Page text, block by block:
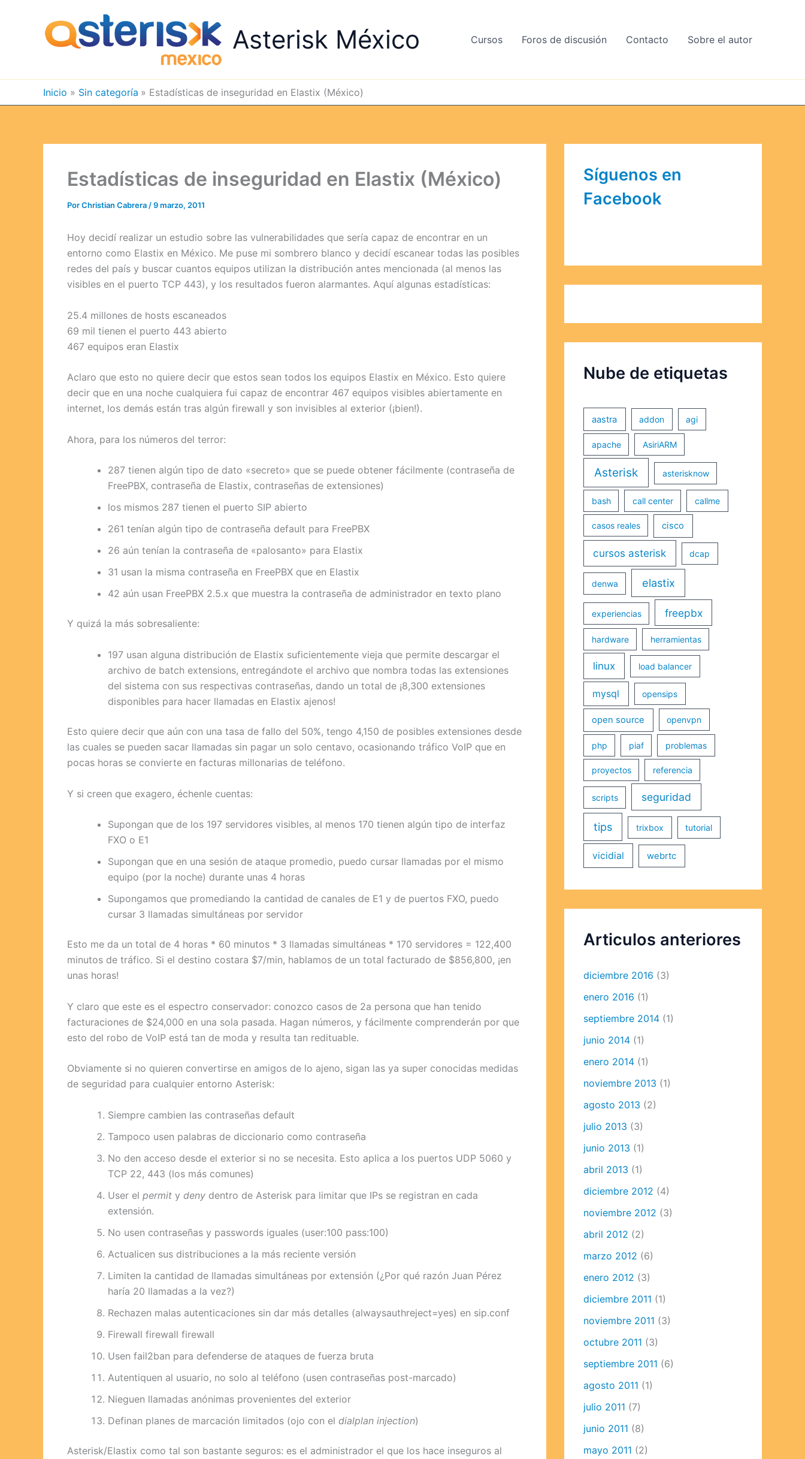
Asterisk México Cursos Foros de discusión Contacto Sobre el autor
Inicio Sin categoría Estadísticas de inseguridad en Elastix (México)
Estadísticas de inseguridad en Elastix (México)
PorChristian Cabrera /9 marzo, 2011
Hoy decidí realizar un estudio sobre las vulnerabilidades que sería capaz de encontrar en un
entorno como Elastix en México. Me puse mi sombrero blanco y decidí escanear todas las posibles
redes del país y buscar cuantos equipos utilizan la distribución antes mencionada (al menos las
visibles en el puerto TCP 443), y los resultados fueron alarmantes. Aquí algunas estadísticas:
25.4 millones de hosts escaneados
69 mil tienen el puerto 443 abierto
467 equipos eran Elastix
Aclaro que esto no quiere decir que estos sean todos los equipos Elastix en México. Esto quiere
decir que en una noche cualquiera fui capaz de encontrar 467 equipos visibles abiertamente en
internet, los demás están tras algún firewall y son invisibles al exterior (¡bien!).
Ahora, para los números del terror:
287 tienen algún tipo de dato «secreto» que se puede obtener fácilmente (contraseña de
FreePBX, contraseña de Elastix, contraseñas de extensiones)
los mismos 287 tienen el puerto SIP abierto
261 tenían algún tipo de contraseña default para FreePBX
26 aún tenían la contraseña de «palosanto» para Elastix
31 usan la misma contraseña en FreePBX que en Elastix
42 aún usan FreePBX 2.5.x que muestra la contraseña de administrador en texto plano
Y quizá la más sobresaliente:
197 usan alguna distribución de Elastix suficientemente vieja que permite descargar el
archivo de batch extensions, entregándote el archivo que nombra todas las extensiones
del sistema con sus respectivas contraseñas, dando un total de ¡8,300 extensiones
disponibles para hacer llamadas en Elastix ajenos!
Esto quiere decir que aún con una tasa de fallo del 50%, tengo 4,150 de posibles extensiones desde
las cuales se pueden sacar llamadas sin pagar un solo centavo, ocasionando tráfico VoIP que en
pocas horas se convierte en facturas millonarias de teléfono.
Y si creen que exagero, échenle cuentas:
Supongan que de los 197 servidores visibles, al menos 170 tienen algún tipo de interfaz
FXO o E1
Supongan que en una sesión de ataque promedio, puedo cursar llamadas por el mismo
equipo (por la noche) durante unas 4 horas
Supongamos que promediando la cantidad de canales de E1 y de puertos FXO, puedo
cursar 3 llamadas simultáneas por servidor
Esto me da un total de 4 horas * 60 minutos * 3 llamadas simultáneas * 170 servidores = 122,400
minutos de tráfico. Si el destino costara $7/min, hablamos de un total facturado de $856,800, ¡en
unas horas!
Y claro que este es el espectro conservador: conozco casos de 2a persona que han tenido
facturaciones de $24,000 en una sola pasada. Hagan números, y fácilmente comprenderán por que
esto del robo de VoIP está tan de moda y resulta tan redituable.
Obviamente si no quieren convertirse en amigos de lo ajeno, sigan las ya super conocidas medidas
de seguridad para cualquier entorno Asterisk:
Siempre cambien las contraseñas default
Tampoco usen palabras de diccionario como contraseña
No den acceso desde el exterior si no se necesita. Esto aplica a los puertos UDP 5060 y
TCP 22, 443 (los más comunes)
User el permit y deny dentro de Asterisk para limitar que IPs se registran en cada
extensión.
No usen contraseñas y passwords iguales (user:100 pass:100)
Actualicen sus distribuciones a la más reciente versión
Limiten la cantidad de llamadas simultáneas por extensión (¿Por qué razón Juan Pérez
haría 20 llamadas a la vez?)
Rechazen malas autenticaciones sin dar más detalles (alwaysauthreject=yes) en sip.conf
Firewall firewall firewall
Usen fail2ban para defenderse de ataques de fuerza bruta
Autentiquen al usuario, no solo al teléfono (usen contraseñas post-marcado)
Nieguen llamadas anónimas provenientes del exterior
Definan planes de marcación limitados (ojo con el dialplan injection)
Asterisk/Elastix como tal son bastante seguros: es el administrador el que los hace inseguros al
Síguenos en
Facebook
Nube de etiquetas
aastra addon agi
apache AsiriARM
Asterisk asterisknow
bash call center callme
casos reales cisco
cursos asterisk dcap
denwa elastix
experiencias freepbx
hardware herramientas
linux load balancer
mysql opensips
open source openvpn
php piaf problemas
proyectos referencia
scripts seguridad
tips trixbox tutorial
vicidial webrtc
Articulos anteriores
diciembre 2016 (3)
enero 2016 (1)
septiembre 2014 (1)
junio 2014 (1)
enero 2014 (1)
noviembre 2013 (1)
agosto 2013 (2)
julio 2013 (3)
junio 2013 (1)
abril 2013 (1)
diciembre 2012 (4)
noviembre 2012 (3)
abril 2012 (2)
marzo 2012 (6)
enero 2012 (3)
diciembre 2011 (1)
noviembre 2011 (3)
octubre 2011 (3)
septiembre 2011 (6)
agosto 2011 (1)
julio 2011 (7)
junio 2011 (8)
mayo 2011 (2)